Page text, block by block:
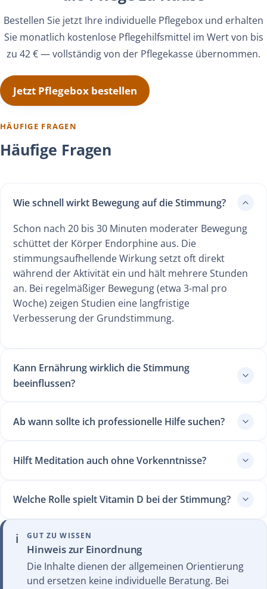
Bestellen Sie jetzt Ihre individuelle Pflegebox und erhalten
Sie monatlich kostenlose Pflegehilfsmittel im Wert von bis
zu 42 € — vollständig von der Pflegekasse übernommen.
Jetzt Pflegebox bestellen
HÄUFIGE FRAGEN
Häufige Fragen
Wie schnell wirkt Bewegung auf die Stimmung?
Schon nach 20 bis 30 Minuten moderater Bewegung
schüttet der Körper Endorphine aus. Die
stimmungsaufhellende Wirkung setzt oft direkt
während der Aktivität ein und hält mehrere Stunden
an. Bei regelmäßiger Bewegung (etwa 3-mal pro
Woche) zeigen Studien eine langfristige
Verbesserung der Grundstimmung.
Kann Ernährung wirklich die Stimmung
beeinflussen?
Ab wann sollte ich professionelle Hilfe suchen?
Hilft Meditation auch ohne Vorkenntnisse?
Welche Rolle spielt Vitamin D bei der Stimmung?
ℹ️ GUT ZU WISSEN
Hinweis zur Einordnung
Die Inhalte dienen der allgemeinen Orientierung
und ersetzen keine individuelle Beratung. Bei